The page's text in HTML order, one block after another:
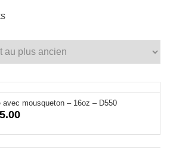
Sorted
by
latest
avec mousqueton – 16oz – D550
Price